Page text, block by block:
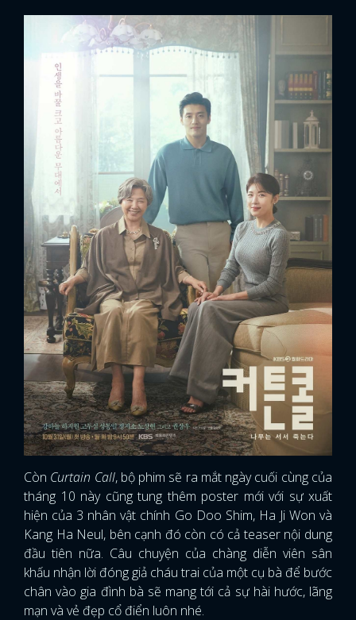
Còn Curtain Call, bộ phim sẽ ra mắt ngày cuối cùng của
tháng 10 này cũng tung thêm poster mới với sự xuất
hiện của 3 nhân vật chính Go Doo Shim, Ha Ji Won và
Kang Ha Neul, bên cạnh đó còn có cả teaser nội dung
đầu tiên nữa. Câu chuyện của chàng diễn viên sân
khấu nhận lời đóng giả cháu trai của một cụ bà để bước
chân vào gia đình bà sẽ mang tới cả sự hài hước, lãng
mạn và vẻ đẹp cổ điển luôn nhé.